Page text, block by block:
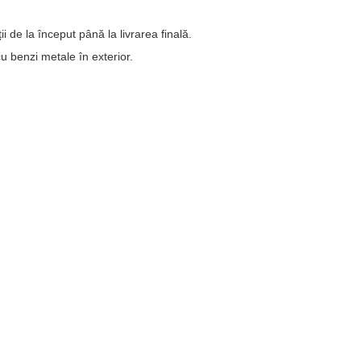
de la început până la livrarea finală.
benzi metale în exterior.